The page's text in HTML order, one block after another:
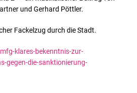
und Gerhard Pöttler.
Fackelzug durch die Stadt.
klares-bekenntnis-zur-
gegen-die-sanktionierung-